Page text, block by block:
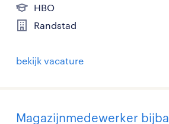
HBO
Randstad
bekijk vacature
Magazijnmedewerker